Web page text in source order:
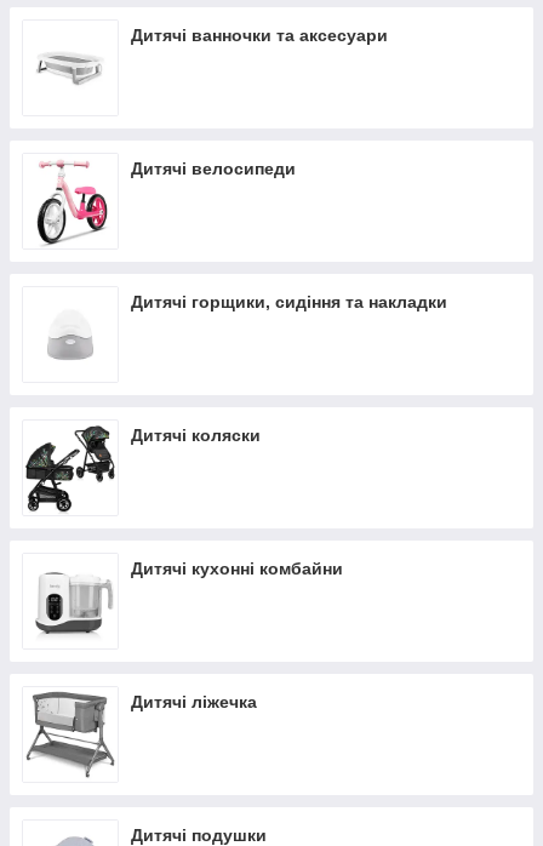
Дитячі ванночки та аксесуари
Дитячі велосипеди
Дитячі горщики, сидіння та накладки
Дитячі коляски
Дитячі кухонні комбайни
Дитячі ліжечка
Дитячі подушки